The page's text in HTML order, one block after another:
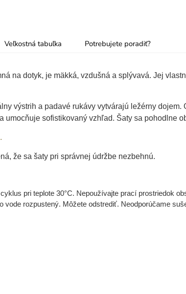
Veľkostná tabuľka Potrebujete poradiť?
na dotyk, je mäkká, vzdušná a splývavá. Jej
výstrih a padavé rukávy vytvárajú ležérny dojem.
umocňuje sofistikovaný vzhľad. Šaty sa pohodlne
že sa šaty pri správnej údržbe nezbehnú.
pri teplote 30°C. Nepoužívajte prací prostriedok
rozpustený. Môžete odstrediť. Neodporúčame